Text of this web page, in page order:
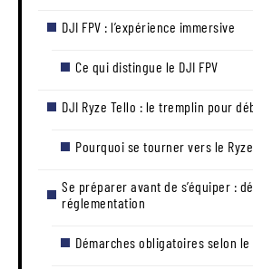
DJI FPV : l’expérience immersive
Ce qui distingue le DJI FPV
DJI Ryze Tello : le tremplin pour
Pourquoi se tourner vers le
Se préparer avant de s’équiper :
réglementation
Démarches obligatoires selon le